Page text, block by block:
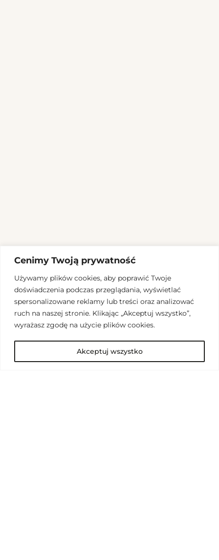
Cenimy Twoją prywatność
Używamy plików cookies, aby poprawić Twoje
doświadczenia podczas przeglądania, wyświetlać
spersonalizowane reklamy lub treści oraz analizować
ruch na naszej stronie. Klikając „Akceptuj wszystko”,
wyrażasz zgodę na użycie plików cookies.
Akceptuj wszystko